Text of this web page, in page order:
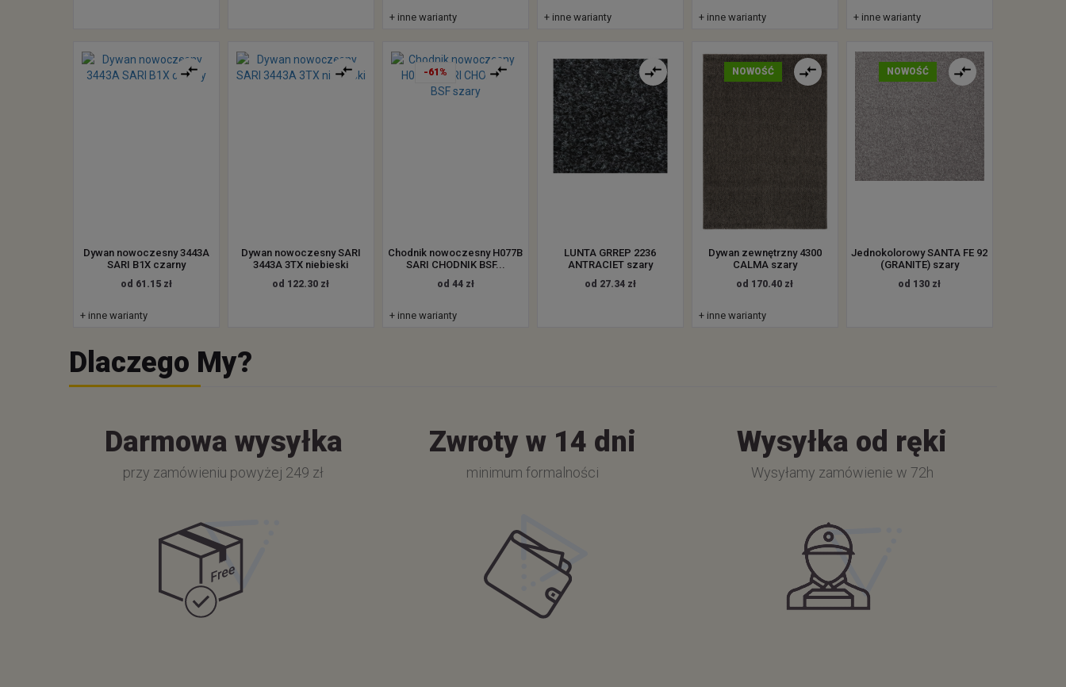
+ inne warianty + inne warianty + inne warianty + inne warianty
Dywan nowoczesny 3443A
SARI B1X czarny
od 61.15 zł
+ inne warianty
Dywan nowoczesny SARI
3443A 3TX niebieski
od 122.30 zł
-61%
Chodnik nowoczesny H077B
SARI CHODNIK BSF...
od 44 zł
+ inne warianty
LUNTA GRREP 2236
ANTRACIET szary
od 27.34 zł
NOWOŚĆ
Dywan zewnętrzny 4300
CALMA szary
od 170.40 zł
+ inne warianty
NOWOŚĆ
Jednokolorowy SANTA FE 92
(GRANITE) szary
od 130 zł
Dlaczego My?
Darmowa wysyłka
przy zamówieniu powyżej 249 zł
Zwroty w 14 dni
minimum formalności
Wysyłka od ręki
Wysyłamy zamówienie w 72h